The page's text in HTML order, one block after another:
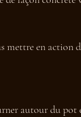
mettre en action
autour du